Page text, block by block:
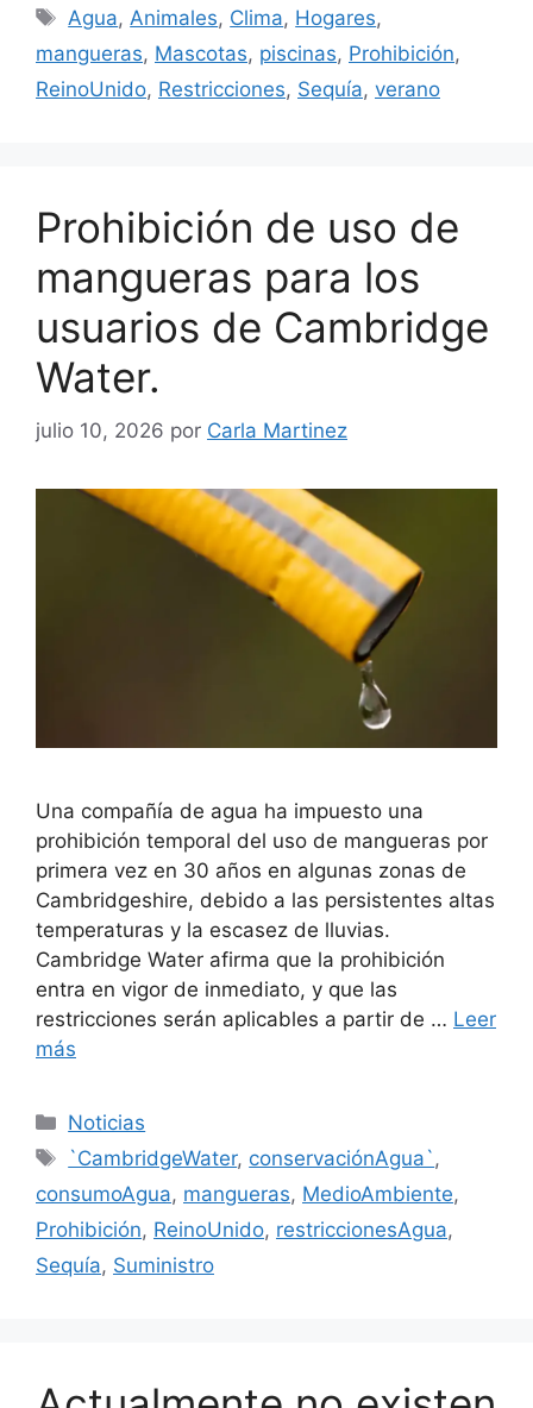
Etiquetas
Agua,Animales, Clima, Hogares,
mangueras, Mascotas, piscinas, Prohibición,
ReinoUnido, Restricciones, Sequía, verano
Prohibición de uso de
mangueras para los
usuarios de Cambridge
Water.
julio 10, 2026 por Carla Martinez
Una compañía de agua ha impuesto una
prohibición temporal del uso de mangueras por
primera vez en 30 años en algunas zonas de
Cambridgeshire, debido a las persistentes altas
temperaturas y la escasez de lluvias.
Cambridge Water afirma que la prohibición
entra en vigor de inmediato, y que las
restricciones serán aplicables a partir de … Leer
más
Categorías
Noticias
Etiquetas
`CambridgeWater, conservaciónAgua` ,
consumoAgua, mangueras, MedioAmbiente,
Prohibición, ReinoUnido, restriccionesAgua,
Sequía, Suministro